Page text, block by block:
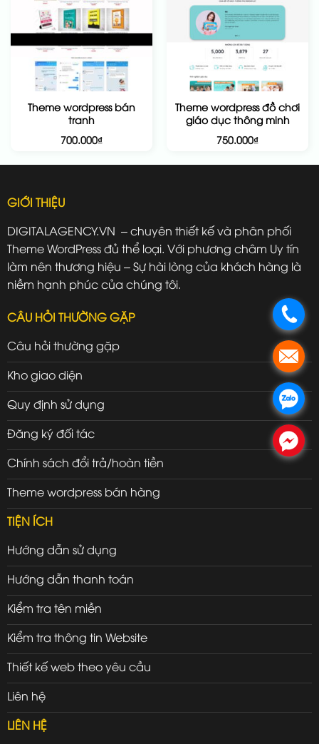
Theme wordpress bán
tranh
700.000₫
Theme wordpress đồ chơi
giáo dục thông minh
750.000₫
GIỚI THIỆU
DIGITALAGENCY.VN – chuyên thiết kế và phân phối
Theme WordPress đủ thể loại. Với phương châm Uy tín
làm nên thương hiệu – Sự hài lòng của khách hàng là
niềm hạnh phúc của chúng tôi.
CÂU HỎI THƯỜNG GẶP
Câu hỏi thường gặp
Kho giao diện
Quy định sử dụng
Đăng ký đối tác
Chính sách đổi trả/hoàn tiền
Theme wordpress bán hàng
TIỆN ÍCH
Hướng dẫn sử dụng
Hướng dẫn thanh toán
Kiểm tra tên miền
Kiểm tra thông tin Website
Thiết kế web theo yêu cầu
Liên hệ
LIÊN HỆ
.
.
.
.